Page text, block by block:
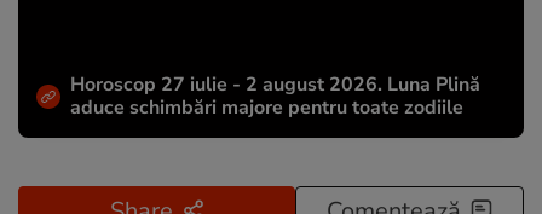
Horoscop 27 iulie - 2 august 2026. Luna Plină
aduce schimbări majore pentru toate zodiile